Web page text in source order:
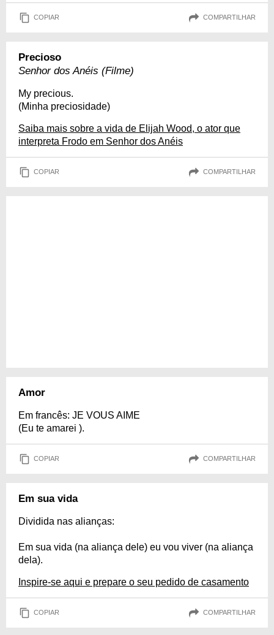
COPIAR COMPARTILHAR
Precioso
Senhor dos Anéis (Filme)
My precious.
(Minha preciosidade)
Saiba mais sobre a vida de Elijah Wood, o ator que
interpreta Frodo em Senhor dos Anéis
COPIAR COMPARTILHAR
Amor
Em francês: JE VOUS AIME
(Eu te amarei ).
COPIAR COMPARTILHAR
Em sua vida
Dividida nas alianças:
Em sua vida (na aliança dele) eu vou viver (na aliança
dela).
Inspire-se aqui e prepare o seu pedido de casamento
COPIAR COMPARTILHAR